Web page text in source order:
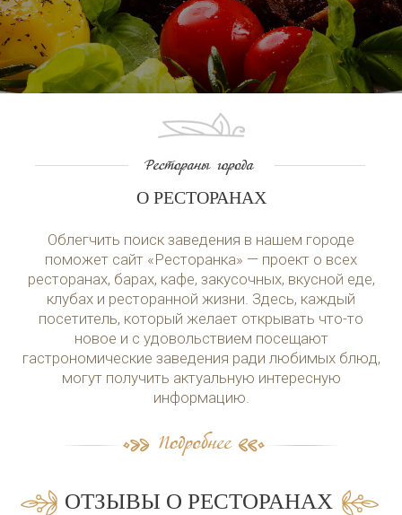
О РЕСТОРАНАХ
Облегчить поиск заведения в нашем городе
поможет сайт «Ресторанка» — проект о всех
ресторанах, барах, кафе, закусочных, вкусной еде,
клубах и ресторанной жизни. Здесь, каждый
посетитель, который желает открывать что-то
новое и с удовольствием посещают
гастрономические заведения ради любимых блюд,
могут получить актуальную интересную
информацию.
ОТЗЫВЫ О РЕСТОРАНАХ